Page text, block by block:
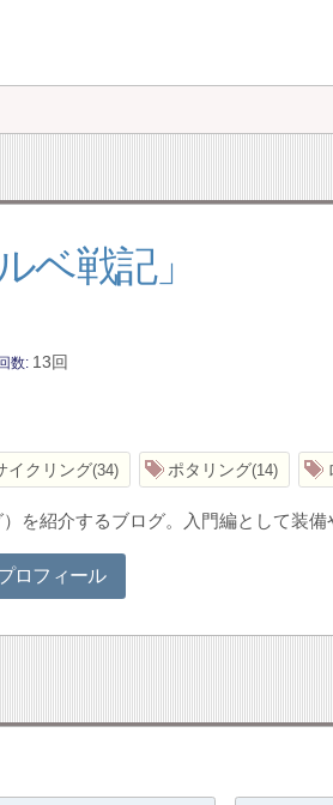
ベ戦記」
数 13回
イクリング 34 ポタリング 14
を紹介するブログ。入門編として装備
ロフィール